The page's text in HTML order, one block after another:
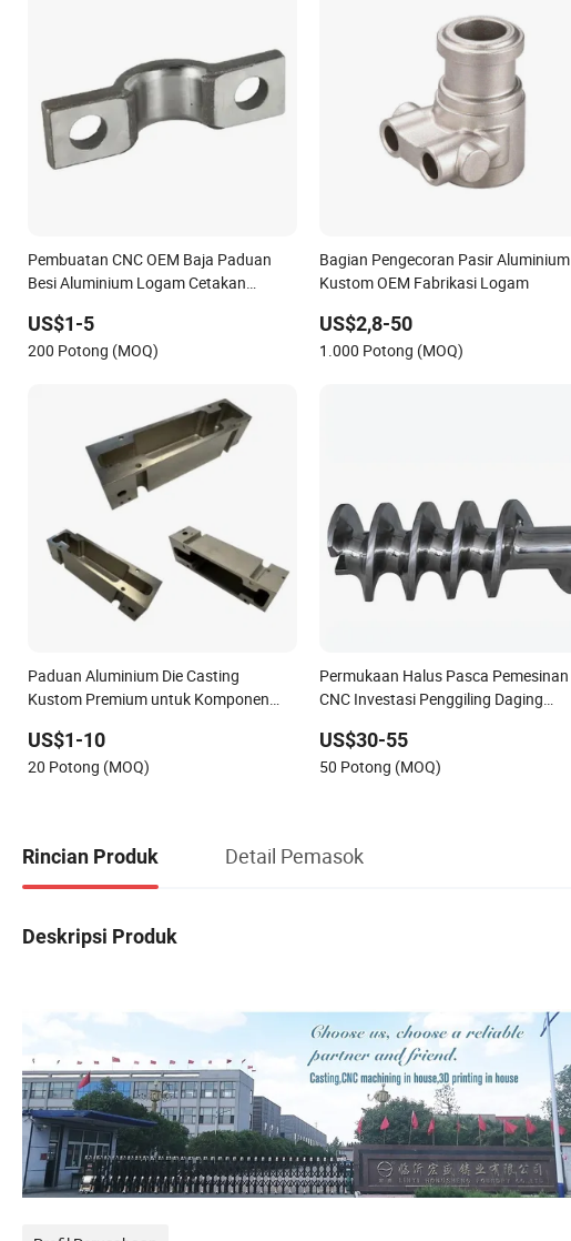
Pembuatan CNC OEM Baja Paduan
Besi Aluminium Logam Cetakan
US$1-5
200 Potong (MOQ)
Bagian Pengecoran Pasir Aluminium
Kustom OEM Fabrikasi Logam
US$2,8-50
1.000 Potong (MOQ)
Paduan Aluminium Die Casting
Kustom Premium untuk Komponen
US$1-10
20 Potong (MOQ)
Permukaan Halus Pasca Pemesinan
CNC Investasi Penggiling Daging
US$30-55
50 Potong (MOQ)
Rincian Produk Detail Pemasok
Deskripsi Produk